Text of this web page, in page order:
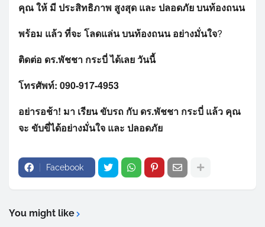
คุณให้ มี ประสิทธิภาพ สูงสุด และ ปลอดภัยบนท้องถนน
พร้อม แล้วที่จะ โลดแล่นบนท้องถนน อย่างมั่นใจ?
ติดต่อ ดร.พัชชา กระบี่ได้เลยวันนี้
โทรศัพท์: 090-917-4953
อย่ารอช้า! มา เรียนขับรถ กับ ดร.พัชชา กระบี่ แล้ว คุณ
จะ ขับขี่ได้อย่างมั่นใจ และ ปลอดภัย
Facebook
You might like